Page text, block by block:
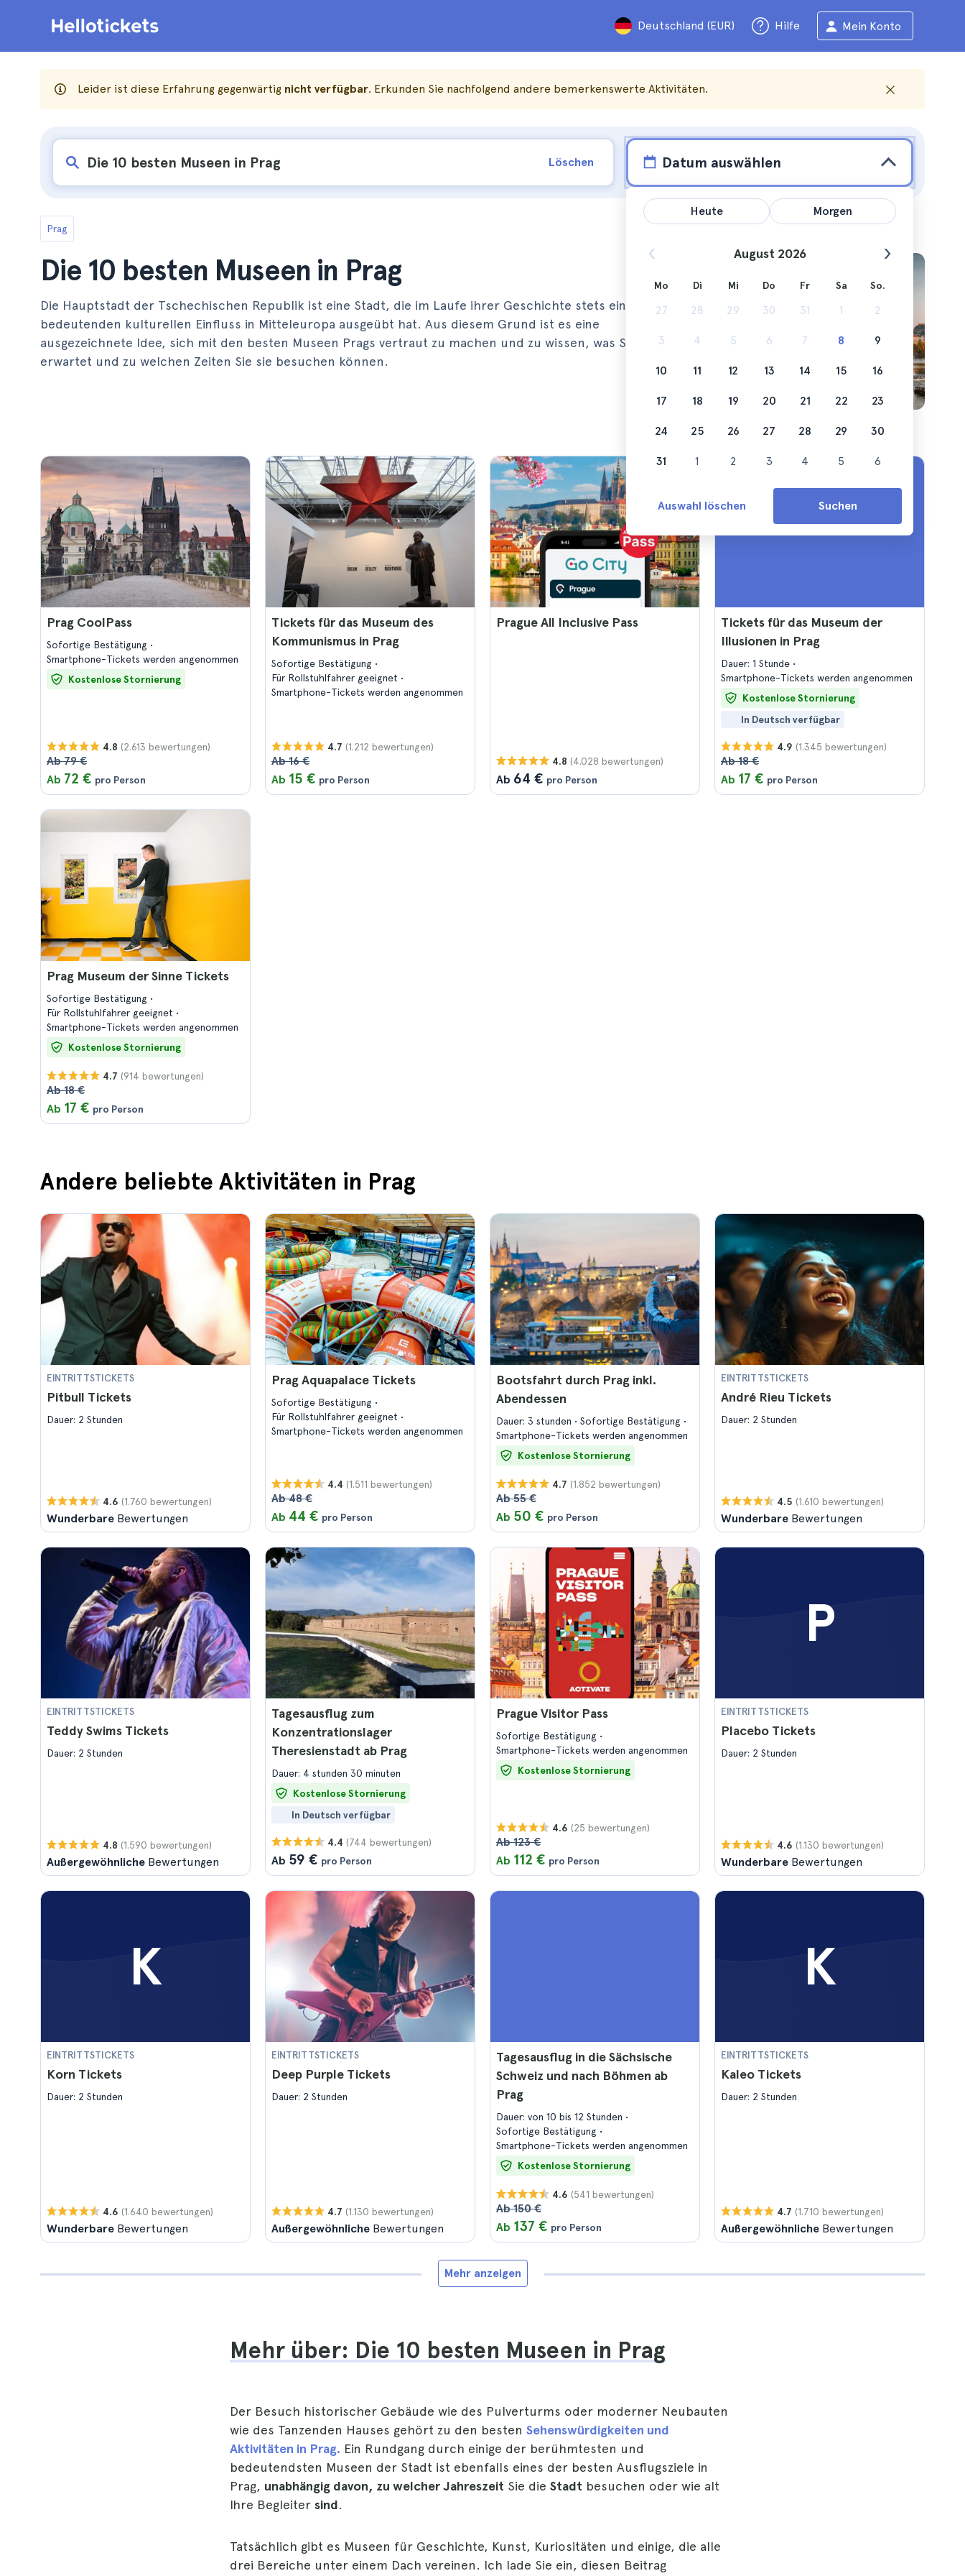
Deutschland (EUR) Hilfe Mein Konto
Leider ist diese Erfahrung gegenwärtig nicht verfügbar. Erkunden Sie nachfolgend andere bemerkenswerte Aktivitäten.
Löschen Datum auswählen
Prag
Die 10 besten Museen in Prag
Die Hauptstadt der Tschechischen Republik ist eine Stadt, die im Laufe ihrer Geschichte stets einen
bedeutenden kulturellen Einfluss in Mitteleuropa ausgeübt hat. Aus diesem Grund ist es eine
ausgezeichnete Idee, sich mit den besten Museen Prags vertraut zu machen und zu wissen, was Sie dort
erwartet und zu welchen Zeiten Sie sie besuchen können.
Prag CoolPass
Sofortige Bestätigung
Smartphone-Tickets werden angenommen
Kostenlose Stornierung
4.8 (2.613 bewertungen)
Ab 79 €
Ab 72 € pro Person
Tickets für das Museum des
Kommunismus in Prag
Sofortige Bestätigung
Für Rollstuhlfahrer geeignet
Smartphone-Tickets werden angenommen
4.7 (1.212 bewertungen)
Ab 16 €
Ab 15 € pro Person
Prague All Inclusive Pass
4.8 (4.028 bewertungen)
Ab 64 € pro Person
Tickets für das Museum der
Illusionen in Prag
Dauer: 1 Stunde
Smartphone-Tickets werden angenommen
Kostenlose Stornierung
In Deutsch verfügbar
4.9 (1.345 bewertungen)
Ab 18 €
Ab 17 € pro Person
Prag Museum der Sinne Tickets
Sofortige Bestätigung
Für Rollstuhlfahrer geeignet
Smartphone-Tickets werden angenommen
Kostenlose Stornierung
4.7 (914 bewertungen)
Ab 18 €
Ab 17 € pro Person
Andere beliebte Aktivitäten in Prag
EINTRITTSTICKETS
Pitbull Tickets
Dauer: 2 Stunden
4.6 (1.760 bewertungen)
Wunderbare Bewertungen
Prag Aquapalace Tickets
Sofortige Bestätigung
Für Rollstuhlfahrer geeignet
Smartphone-Tickets werden angenommen
4.4 (1.511 bewertungen)
Ab 48 €
Ab 44 € pro Person
Bootsfahrt durch Prag inkl.
Abendessen
Dauer: 3 stunden
Sofortige Bestätigung
Smartphone-Tickets werden angenommen
Kostenlose Stornierung
4.7 (1.852 bewertungen)
Ab 55 €
Ab 50 € pro Person
EINTRITTSTICKETS
André Rieu Tickets
Dauer: 2 Stunden
4.5 (1.610 bewertungen)
Wunderbare Bewertungen
EINTRITTSTICKETS
Teddy Swims Tickets
Dauer: 2 Stunden
4.8 (1.590 bewertungen)
Außergewöhnliche Bewertungen
Tagesausflug zum
Konzentrationslager
Theresienstadt ab Prag
Dauer: 4 stunden 30 minuten
Kostenlose Stornierung
In Deutsch verfügbar
4.4 (744 bewertungen)
Ab 59 € pro Person
Prague Visitor Pass
Sofortige Bestätigung
Smartphone-Tickets werden angenommen
Kostenlose Stornierung
4.6 (25 bewertungen)
Ab 123 €
Ab 112 € pro Person
P
EINTRITTSTICKETS
Placebo Tickets
Dauer: 2 Stunden
4.6 (1.130 bewertungen)
Wunderbare Bewertungen
K
EINTRITTSTICKETS
Korn Tickets
Dauer: 2 Stunden
4.6 (1.640 bewertungen)
Wunderbare Bewertungen
EINTRITTSTICKETS
Deep Purple Tickets
Dauer: 2 Stunden
4.7 (1.130 bewertungen)
Außergewöhnliche Bewertungen
Tagesausflug in die Sächsische
Schweiz und nach Böhmen ab
Prag
Dauer: von 10 bis 12 Stunden
Sofortige Bestätigung
Smartphone-Tickets werden angenommen
Kostenlose Stornierung
4.6 (541 bewertungen)
Ab 150 €
Ab 137 € pro Person
K
EINTRITTSTICKETS
Kaleo Tickets
Dauer: 2 Stunden
4.7 (1.710 bewertungen)
Außergewöhnliche Bewertungen
Mehr anzeigen
Mehr über: Die 10 besten Museen in Prag
Der Besuch historischer Gebäude wie des Pulverturms oder moderner Neubauten
wie des Tanzenden Hauses gehört zu den besten Sehenswürdigkeiten und
Aktivitäten in Prag. Ein Rundgang durch einige der berühmtesten und
bedeutendsten Museen der Stadt ist ebenfalls eines der besten Ausflugsziele in
Prag, unabhängig davon, zu welcher Jahreszeit Sie die Stadt besuchen oder wie alt
Ihre Begleiter sind.
Tatsächlich gibt es Museen für Geschichte, Kunst, Kuriositäten und einige, die alle
drei Bereiche unter einem Dach vereinen. Ich lade Sie ein, diesen Beitrag
Heute Morgen
August 2026
Mo Di Mi Do Fr Sa So.
27 28 29 30 31 1 2
3 4 5 6 7 8 9
10 11 12 13 14 15 16
17 18 19 20 21 22 23
24 25 26 27 28 29 30
31 1 2 3 4 5 6
Auswahl löschen Suchen